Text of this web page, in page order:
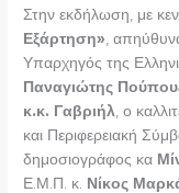
Στην εκδήλωση, με
Εξάρτηση» ,
Υπαρχηγός της
Παναγιώτης
κ.κ. Γαβριήλ , ο
και Περιφερειακή
δημοσιογράφος κα
Ε.Μ.Π. κ. Νίκος